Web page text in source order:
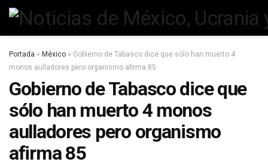
Portada » México » Gobierno de Tabasco dice que sólo han muerto 4
monos aulladores pero organismo afirma 85
Gobierno de Tabasco dice que
sólo han muerto 4 monos
aulladores pero organismo
afirma 85